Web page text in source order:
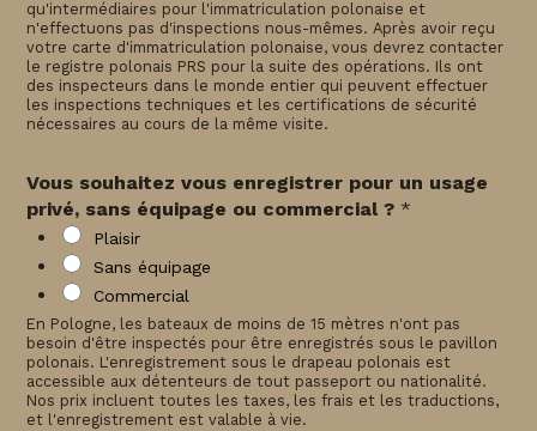
qu'intermédiaires pour l'immatriculation polonaise et
n'effectuons pas d'inspections nous-mêmes. Après avoir reçu
votre carte d'immatriculation polonaise, vous devrez contacter
le registre polonais PRS pour la suite des opérations. Ils ont
des inspecteurs dans le monde entier qui peuvent effectuer
les inspections techniques et les certifications de sécurité
nécessaires au cours de la même visite.
Vous souhaitez vous enregistrer pour un usage
privé, sans équipage ou commercial ? *
Plaisir
Sans équipage
Commercial
En Pologne, les bateaux de moins de 15 mètres n'ont pas
besoin d'être inspectés pour être enregistrés sous le pavillon
polonais. L'enregistrement sous le drapeau polonais est
accessible aux détenteurs de tout passeport ou nationalité.
Nos prix incluent toutes les taxes, les frais et les traductions,
et l'enregistrement est valable à vie.